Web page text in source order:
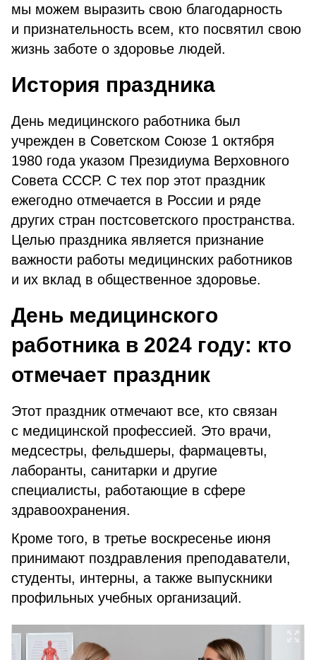
мы можем выразить свою благодарность
и признательность всем, кто посвятил свою
жизнь заботе о здоровье людей.
История праздника
День медицинского работника был
учрежден в Советском Союзе 1 октября
1980 года указом Президиума Верховного
Совета СССР. С тех пор этот праздник
ежегодно отмечается в России и ряде
других стран постсоветского пространства.
Целью праздника является признание
важности работы медицинских работников
и их вклад в общественное здоровье.
День медицинского
работника в 2024 году: кто
отмечает праздник
Этот праздник отмечают все, кто связан
с медицинской профессией. Это врачи,
медсестры, фельдшеры, фармацевты,
лаборанты, санитарки и другие
специалисты, работающие в сфере
здравоохранения.
Кроме того, в третье воскресенье июня
принимают поздравления преподаватели,
студенты, интерны, а также выпускники
профильных учебных организаций.